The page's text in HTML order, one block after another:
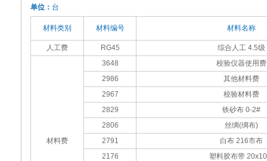
单位： 台
材料类别 材料编号 材料名称
人工费 RG45 综合人工 4.5级
材料费
3648
校验仪器使用费
2986
其他材料费
2967
校验材料费
2829
铁砂布 0-2#
2806
丝绸(绸布)
2791
白布 216市布
2176
塑料胶布带